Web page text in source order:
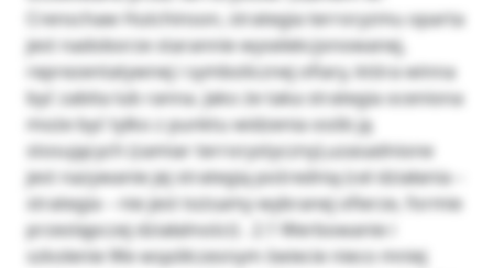
Crenschaw Hutchinson, strategia terroryzmu oparta
jest nadoborze starannie wyselekcjonowanej,
reprezentatywnej i symbolicznej ofiary, która winna
być zabita lub ranna. Jako że taka strategia oceniona
może być tylko z punktu widzenia osób ją
stosujących (zamiar terrorystyczny),uzasadnione
jest nazywanie jej strategią pośrednią (cel działania –
strategia – nie jest tożsamy wybranej ofierze, formie
przestępczej działalności) . 2.1 Werbowanie i
szkolenie We współczesnym świecie nieco mniej